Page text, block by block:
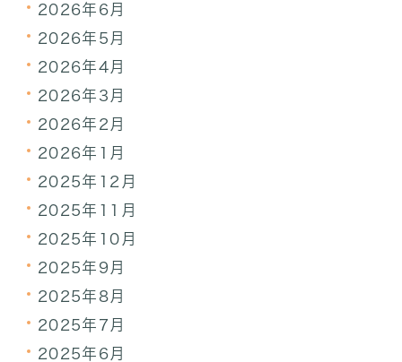
2026年6月
2026年5月
2026年4月
2026年3月
2026年2月
2026年1月
2025年12月
2025年11月
2025年10月
2025年9月
2025年8月
2025年7月
2025年6月